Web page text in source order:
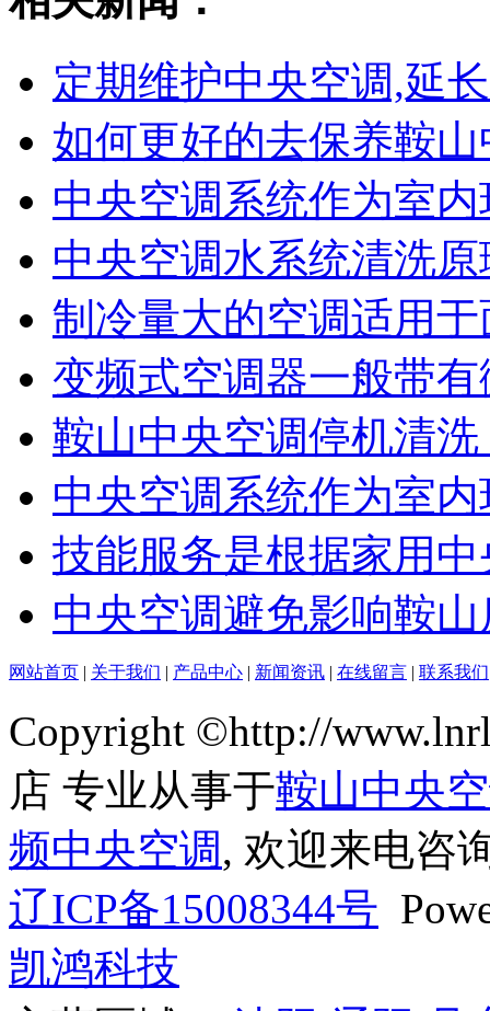
定期维护中央空调,延
如何更好的去保养鞍
中央空调系统作为室
中央空调水系统清洗
制冷量大的空调适用
变频式空调器一般带
鞍山中央空调停机清洗
中央空调系统作为室
技能服务是根据家用
中央空调避免影响鞍
网站首页 | 关于我们 | 产品中心 | 新闻资讯 | 在线留言 | 联系我们
Copyright ©http://
店 专业从事于鞍山中央
频中央空调, 欢迎来电咨
辽ICP备15008344号
凯鸿科技